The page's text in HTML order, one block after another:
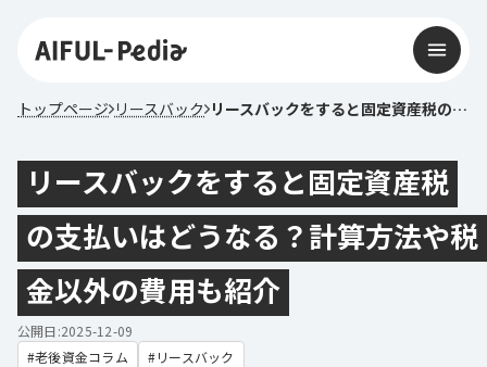
トップページ リースバック リースバックをすると固定資産税の支払いはどうなる？計算方法や税金以外の費用も紹介
リースバックをすると固定資産税
の支払いはどうなる？計算方法や税
金以外の費用も紹介
公開日:2025-12-09
老後資金コラム
リースバック